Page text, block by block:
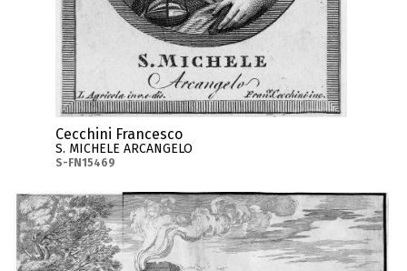
Cecchini Francesco
S. MICHELE ARCANGELO
S-FN15469